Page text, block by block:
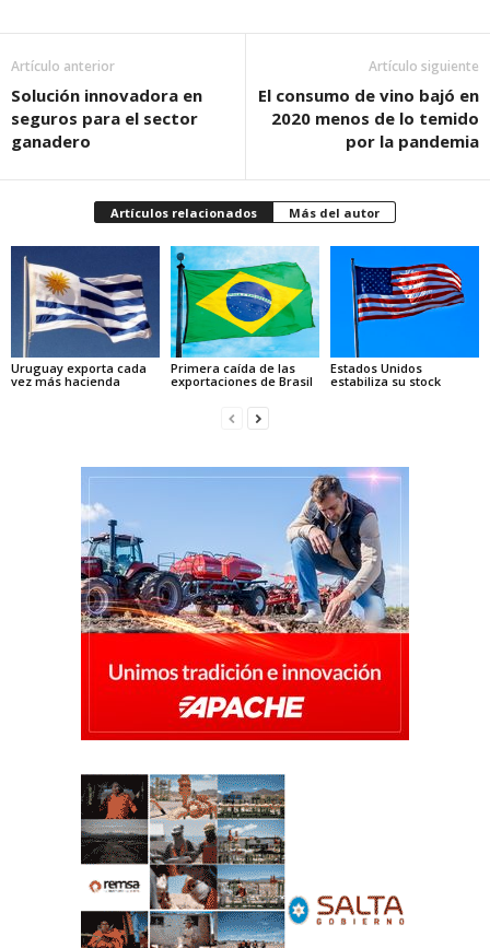
Artículo anterior
Solución innovadora en
seguros para el sector
ganadero
Artículo siguiente
El consumo de vino bajó en
2020 menos de lo temido
por la pandemia
Artículos relacionados Más del autor
Uruguay exporta cada
vez más hacienda
Primera caída de las
exportaciones de Brasil
Estados Unidos
estabiliza su stock